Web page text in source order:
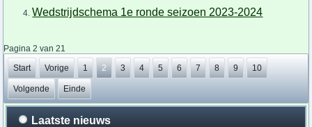
Wedstrijdschema 1e ronde seizoen 2023-2024
Pagina 2 van 21
Start
Vorige 1 2 3 4 5 6 7 8 9 10
Volgende Einde
Laatste nieuws